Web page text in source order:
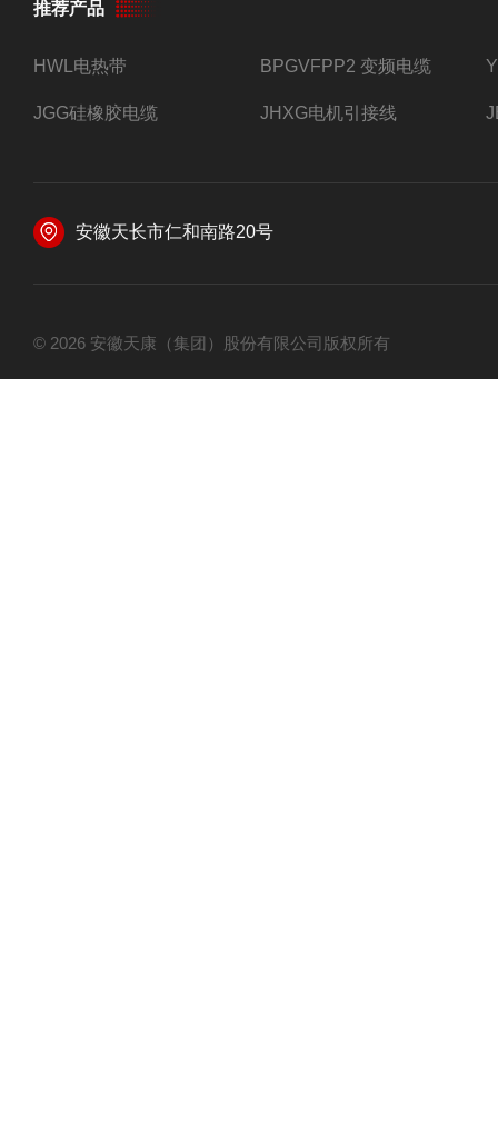
推荐产品
HWL电热带 BPGVFPP2 变频电缆
JGG硅橡胶电缆 JHXG电机引接线
安徽天长市仁和南路20号
© 2026 安徽天康（集团）股份有限公司版权所有